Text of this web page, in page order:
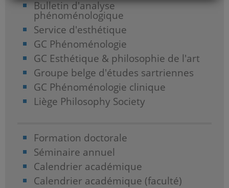
Bulletin d'analyse
phénoménologique
Service d'esthétique
GC Phénoménologie
GC Esthétique & philosophie de l'art
Groupe belge d'études sartriennes
GC Phénoménologie clinique
Liège Philosophy Society
Formation doctorale
Séminaire annuel
Calendrier académique
Calendrier académique (faculté)